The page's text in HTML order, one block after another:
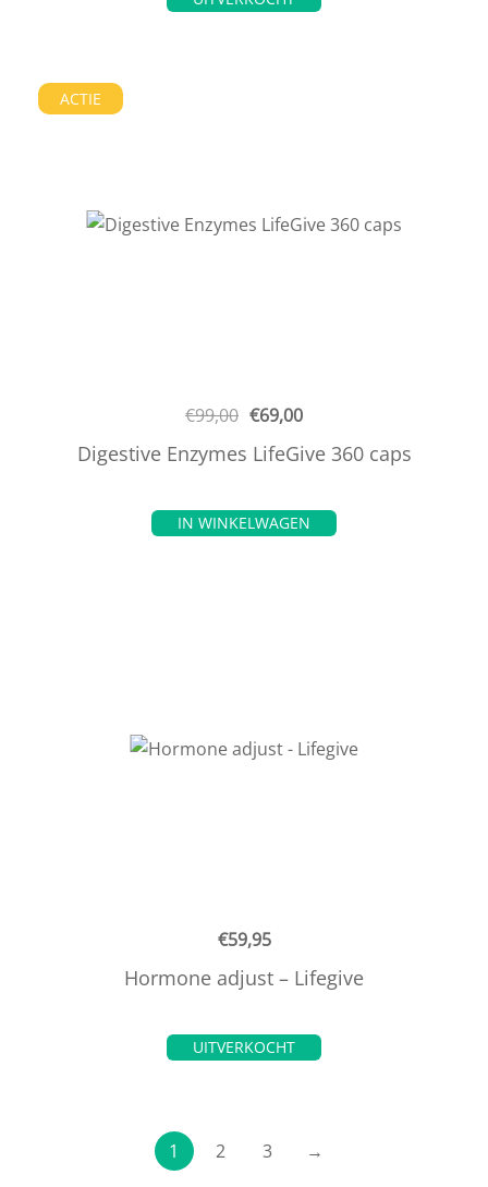
ACTIE
€99,00 €69,00
Digestive Enzymes LifeGive 360 caps
IN WINKELWAGEN
€59,95
Hormone adjust – Lifegive
UITVERKOCHT
1 2 3 →